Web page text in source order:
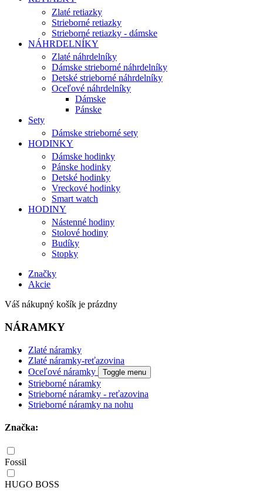
Zlaté retiazky
Strieborné retiazky
Strieborné retiazky - dámske
NÁHRDELNÍKY
Zlaté náhrdelníky
Dámske strieborné náhrdelníky
Detské strieborné náhrdelníky
Oceľové náhrdelníky
Dámske
Pánske
Sety
Dámske strieborné sety
HODINKY
Dámske hodinky
Pánske hodinky
Detské hodinky
Vreckové hodinky
Smart watch
HODINY
Nástenné hodiny
Stolové hodiny
Budíky
Stopky
Značky
Akcie
Váš nákupný košík je prázdny
NÁRAMKY
Zlaté náramky
Zlaté náramky-reťazovina
Oceľové náramky
Toggle menu
Strieborné náramky
Strieborné náramky - reťazovina
Strieborné náramky na nohu
Značka:
Fossil
HUGO BOSS